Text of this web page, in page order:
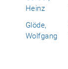
Heinz
Glöde,
Wolfgang